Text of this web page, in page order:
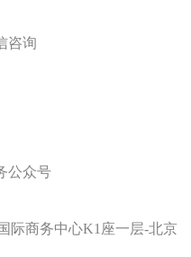
咨询
公众号
际商务中心K1座一层-北京